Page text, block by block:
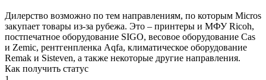
Дилерство возможно по тем направлениям, по которым Micros
закупает товары из-за рубежа. Это – принтеры и МФУ Ricoh,
постпечатное оборудование SIGO, весовое оборудование Cas
и Zemic, рентгенпленка Aqfa, климатическое оборудование
Remak и Sisteven, а также некоторые другие направления.
Как получить статус